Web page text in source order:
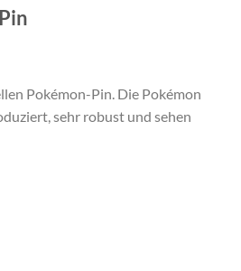
Pokémon-Pin. Die Pokémon
sehr robust und sehen